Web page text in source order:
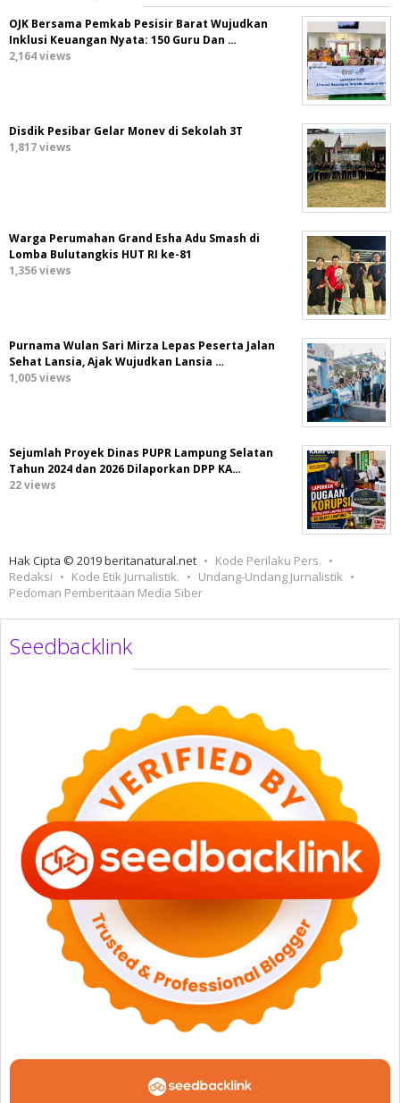
OJK Bersama Pemkab Pesisir Barat Wujudkan
Inklusi Keuangan Nyata: 150 Guru Dan …
2,164 views
Disdik Pesibar Gelar Monev di Sekolah 3T
1,817 views
Warga Perumahan Grand Esha Adu Smash di
Lomba Bulutangkis HUT RI ke-81
1,356 views
Purnama Wulan Sari Mirza Lepas Peserta Jalan
Sehat Lansia, Ajak Wujudkan Lansia …
1,005 views
Sejumlah Proyek Dinas PUPR Lampung Selatan
Tahun 2024 dan 2026 Dilaporkan DPP KA…
22 views
Hak Cipta © 2019 beritanatural.net
Kode Perilaku Pers.
Redaksi
Kode Etik Jurnalistik.
Undang-Undang Jurnalistik
Pedoman Pemberitaan Media Siber
Seedbacklink